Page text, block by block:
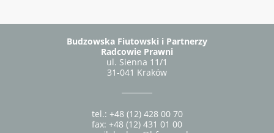
Budzowska Fiutowski i Partnerzy
Radcowie Prawni
ul. Sienna 11/1
31-041 Kraków
tel.: +48 (12) 428 00 70
fax: +48 (12) 431 01 00